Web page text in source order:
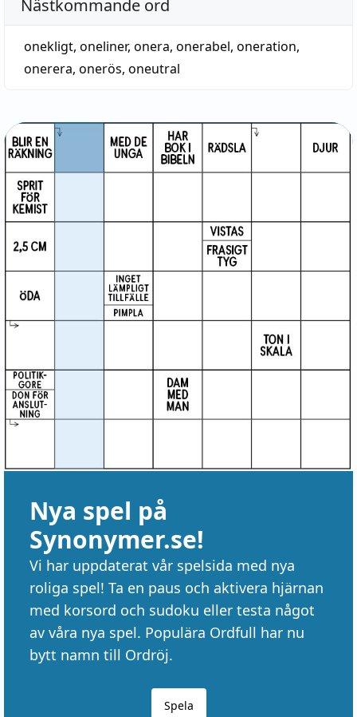
Nästkommande ord
onekligt, oneliner, onera, onerabel, oneration,
onerera, onerös, oneutral
Nya spel på
Synonymer.se!
Vi har uppdaterat vår spelsida med nya
roliga spel! Ta en paus och aktivera hjärnan
med korsord och sudoku eller testa något
av våra nya spel. Populära Ordfull har nu
bytt namn till Ordröj.
Spela